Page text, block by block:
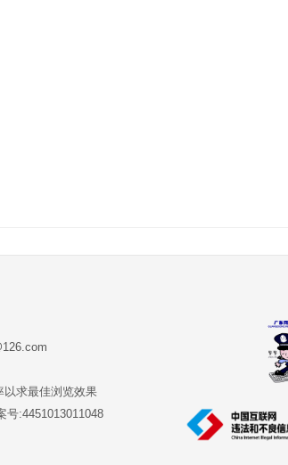
以求最佳浏览效果
号:4451013011048